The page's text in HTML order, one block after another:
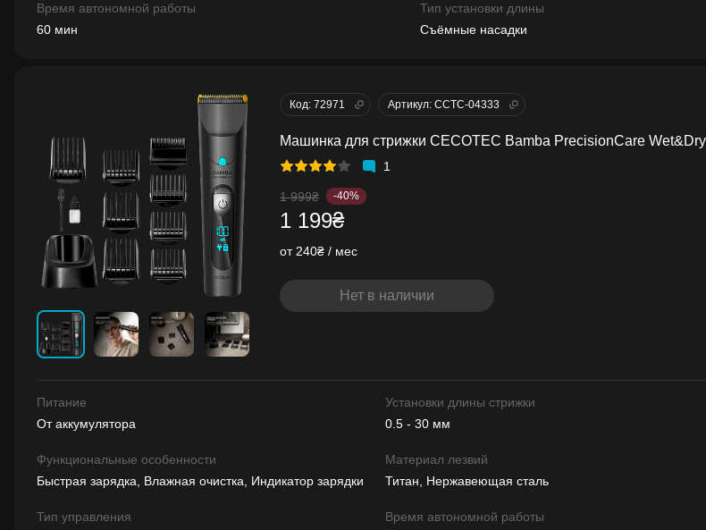
Время автономной работы
60 мин
Тип установки длины
Съёмные насадки
Код: 72971 Артикул: CCTC-04333
Машинка для стрижки CECOTEC Bamba PrecisionCare Wet&Dry
1
1 999₴ -40%
1 199₴
от 240₴ / мес
Нет в наличии
Питание
От аккумулятора
Установки длины стрижки
0.5 - 30 мм
Функциональные особенности
Быстрая зарядка, Влажная очистка, Индикатор зарядки
Материал лезвий
Титан, Нержавеющая сталь
Тип управления
Время автономной работы